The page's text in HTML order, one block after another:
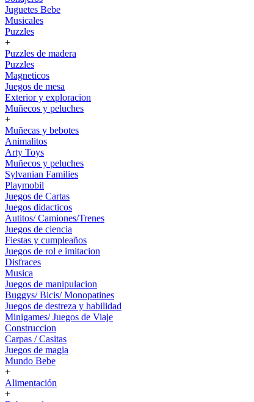
Juguetes Bebe
Musicales
Puzzles
+
Puzzles de madera
Puzzles
Magneticos
Juegos de mesa
Exterior y exploracion
Muñecos y peluches
+
Muñecas y bebotes
Animalitos
Arty Toys
Muñecos y peluches
Sylvanian Families
Playmobil
Juegos de Cartas
Juegos didacticos
Autitos/ Camiones/Trenes
Juegos de ciencia
Fiestas y cumpleaños
Juegos de rol e imitacion
Disfraces
Musica
Juegos de manipulacion
Buggys/ Bicis/ Monopatines
Juegos de destreza y habilidad
Minigames/ Juegos de Viaje
Construccion
Carpas / Casitas
Juegos de magia
Mundo Bebe
+
Alimentación
+